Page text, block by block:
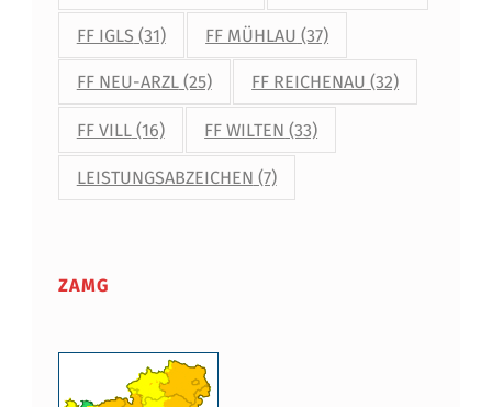
FF IGLS (31) FF MÜHLAU (37)
FF NEU-ARZL(25) FF REICHENAU (32)
FF VILL(16) FF WILTEN (33)
LEISTUNGSABZEICHEN (7)
ZAMG